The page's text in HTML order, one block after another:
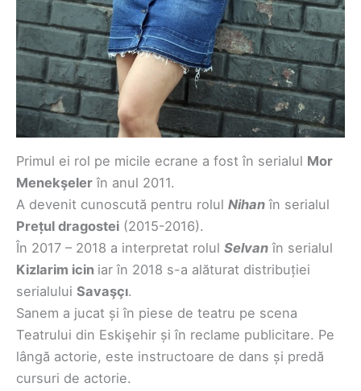
Primul ei rol pe micile ecrane a fost în serialul Mor
Menekşeler în anul 2011.
A devenit cunoscută pentru rolul Nihan în serialul
Prețul dragostei (2015-2016).
În 2017 – 2018 a interpretat rolul Selvan în serialul
Kizlarim icin iar în 2018 s-a alăturat distribuției
serialului Savaşçı.
Sanem a jucat și în piese de teatru pe scena
Teatrului din Eskişehir și în reclame publicitare. Pe
lângă actorie, este instructoare de dans și predă
cursuri de actorie.